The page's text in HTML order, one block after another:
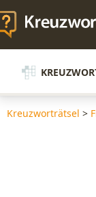
Kreuzworträtsel >